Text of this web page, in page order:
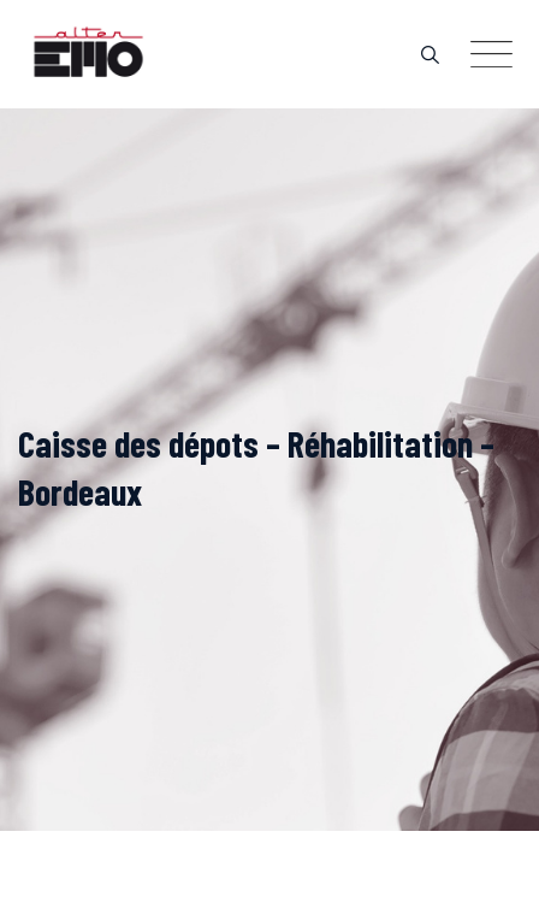
content
Caisse des dépots – Réhabilitation –
Bordeaux